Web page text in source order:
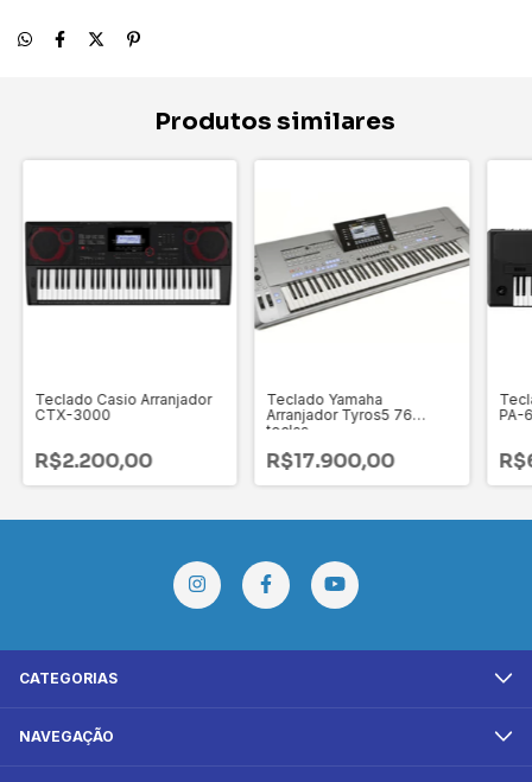
Produtos similares
Teclado Casio Arranjador
CTX-3000
R$2.200,00
Teclado Yamaha
Arranjador Tyros5 76
teclas
R$17.900,00
PA-
CATEGORIAS
NAVEGAÇÃO